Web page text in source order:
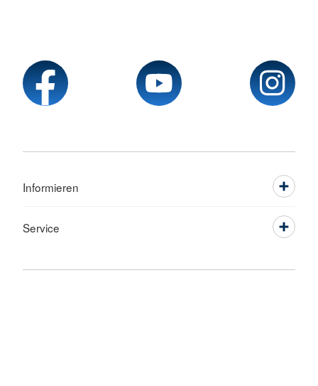
Informieren
Service